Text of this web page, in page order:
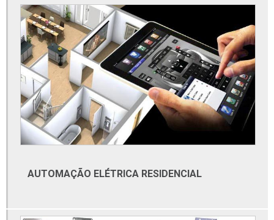
Distribuidor de tubos galvanizados
Distribuidora de cabos e fios elétricos
Distribuidora de furadeira
Distribuidora de materiais elétricos de alta tensão
Distribuidora de tubos de aço inox
Empresa de automação
Empresa de automação industrial
AUTOMAÇÃO ELÉTRICA RESIDENCIAL